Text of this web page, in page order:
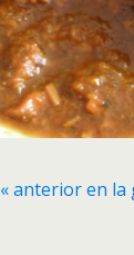
« anterior en la